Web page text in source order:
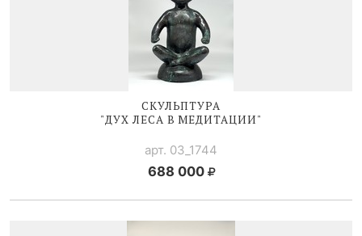
СКУЛЬПТУРА
"ДУХ ЛЕСА В МЕДИТАЦИИ"
арт. 03_1744
688 000